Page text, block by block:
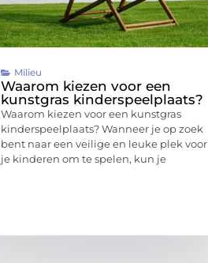
Milieu
Waarom kiezen voor een
kunstgras kinderspeelplaats?
Waarom kiezen voor een kunstgras
kinderspeelplaats? Wanneer je op zoek
bent naar een veilige en leuke plek voor
je kinderen om te spelen, kun je